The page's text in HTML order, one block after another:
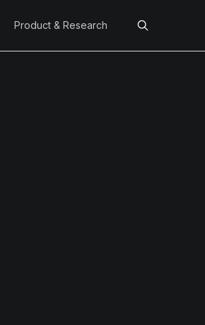
Product & Research